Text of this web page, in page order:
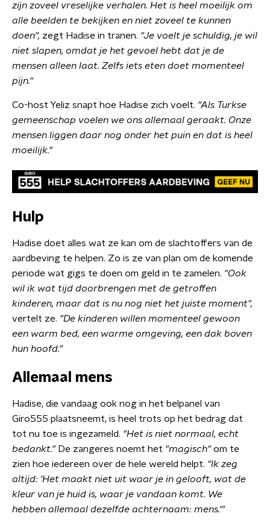
zijn zoveel vreselijke verhalen. Het is heel moeilijk om
alle beelden te bekijken en niet zoveel te kunnen
doen", zegt Hadise in tranen. "Je voelt je schuldig, je wil
niet slapen, omdat je het gevoel hebt dat je de
mensen alleen laat. Zelfs iets eten doet momenteel
pijn."
Co-host Yeliz snapt hoe Hadise zich voelt. "Als Turkse
gemeenschap voelen we ons allemaal geraakt. Onze
mensen liggen daar nog onder het puin en dat is heel
moeilijk."
Hulp
Hadise doet alles wat ze kan om de slachtoffers van de
aardbeving te helpen. Zo is ze van plan om de komende
periode wat gigs te doen om geld in te zamelen. "Ook
wil ik wat tijd doorbrengen met de getroffen
kinderen, maar dat is nu nog niet het juiste moment",
vertelt ze. "De kinderen willen momenteel gewoon
een warm bed, een warme omgeving, een dak boven
hun hoofd."
Allemaal mens
Hadise, die vandaag ook nog in het belpanel van
Giro555 plaatsneemt, is heel trots op het bedrag dat
tot nu toe is ingezameld. "Het is niet normaal, echt
bedankt." De zangeres noemt het "magisch"om te
zien hoe iedereen over de hele wereld helpt. "Ik zeg
altijd: 'Het maakt niet uit waar je in gelooft, wat de
kleur van je huid is, waar je vandaan komt. We
hebben allemaal dezelfde achternaam: mens.'"